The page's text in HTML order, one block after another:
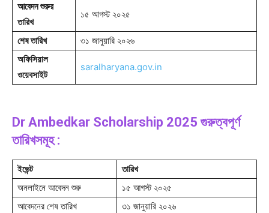
আবেদন শুরুর
তারিখ
১৫ আগস্ট ২০২৫
শেষ তারিখ
৩১ জানুয়ারি ২০২৬
অফিসিয়াল
ওয়েবসাইট
saralharyana.gov.in
Dr Ambedkar Scholarship 2025 গুরুত্বপূর্ণ
তারিখসমূহ :
ইভেন্ট
তারিখ
অনলাইনে আবেদন শুরু
১৫ আগস্ট ২০২৫
আবেদনের শেষ তারিখ
৩১ জানুয়ারি ২০২৬